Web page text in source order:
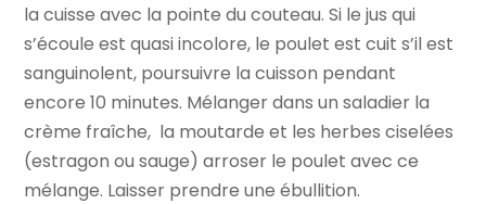
la cuisse avec la pointe du couteau. Si le jus qui
s’écoule est quasi incolore, le poulet est cuit s’il est
sanguinolent, poursuivre la cuisson pendant
encore 10 minutes. Mélanger dans un saladier la
crème fraîche, la moutarde et les herbes ciselées
(estragon ou sauge) arroser le poulet avec ce
mélange. Laisser prendre une ébullition.